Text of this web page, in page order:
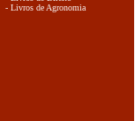
- Livros de Agronomia